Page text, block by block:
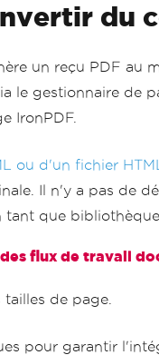
du
un reçu PDF au
le gestionnaire de
IronPDF.
ou d'un fichier HTML
Il n'y a pas de
que
flux de travail
de page.
pour garantir